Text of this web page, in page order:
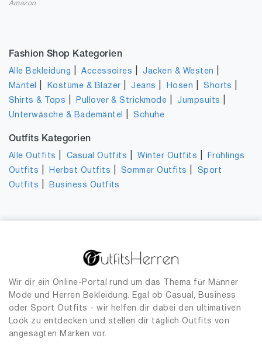
Amazon
Fashion Shop Kategorien
Alle Bekleidung |Accessoires |Jacken & Westen
Mäntel Kostüme & Blazer |Jeans Hosen |Shorts
Shirts & Tops Pullover & Strickmode |Jumpsuits
Unterwäsche & Bademäntel |Schuhe
Outfits Kategorien
Alle Outfits Casual Outfits |Winter Outfits
Frühlings
Outfits
Herbst Outfits Sommer Outfits
Sport
Outfits
Business Outfits
Wir dir ein Online-Portal rund um das Thema für Männer
Mode und Herren Bekleidung. Egal ob Casual, Business
oder Sport Outfits - wir helfen dir dabei den ultimativen
Look zu entdecken und stellen dir täglich Outfits von
angesagten Marken vor.